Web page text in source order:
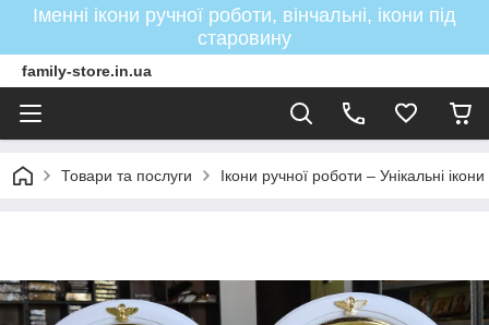
Іменні ікони ручної роботи, вінчальні, ікони під
старовину
family-store.in.ua
Товари та послуги Ікони ручної роботи – Унікальні